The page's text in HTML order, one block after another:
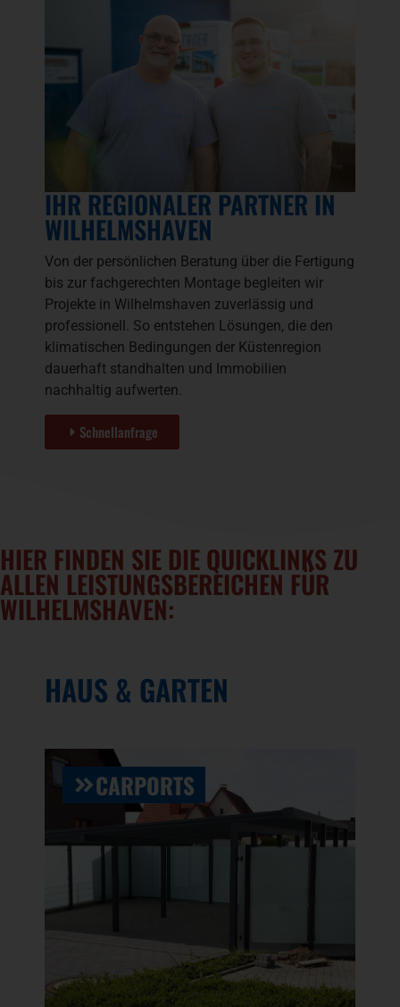
IHR REGIONALER PARTNER IN
WILHELMSHAVEN
Von der persönlichen Beratung über die Fertigung
bis zur fachgerechten Montage begleiten wir
Projekte in Wilhelmshaven zuverlässig und
professionell. So entstehen Lösungen, die den
klimatischen Bedingungen der Küstenregion
dauerhaft standhalten und Immobilien
nachhaltig aufwerten.
Schnellanfrage
HIER FINDEN SIE DIE QUICKLINKS ZU
ALLEN LEISTUNGSBEREICHEN FÜR
WILHELMSHAVEN:
HAUS & GARTEN
CARPORTS